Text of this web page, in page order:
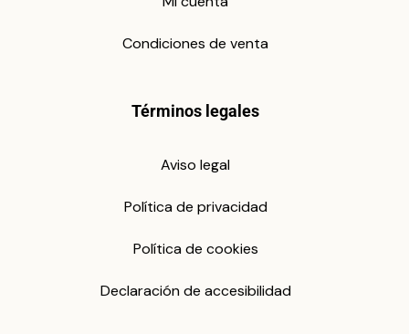
Condiciones de venta
Términos legales
Aviso legal
Política de privacidad
Política de cookies
Declaración de accesibilidad